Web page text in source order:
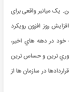
یک میانبر واقعی برای
روز افزون رويکرد
خود در دهه هاي اخير،
ترين و حساس ترين
در سازمان ها از